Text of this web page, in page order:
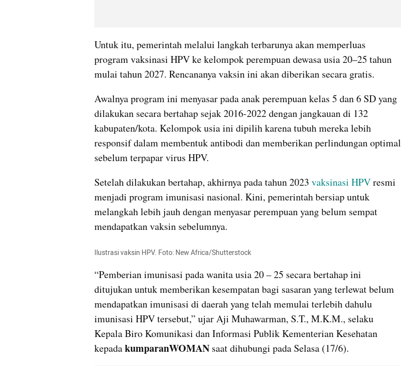
Untuk itu, pemerintah melalui langkah terbarunya akan memperluas
program vaksinasi HPV ke kelompok perempuan dewasa usia 20–25 tahun
mulai tahun 2027. Rencananya vaksin ini akan diberikan secara gratis.
Awalnya program ini menyasar pada anak perempuan kelas 5 dan 6 SD yang
dilakukan secara bertahap sejak 2016-2022 dengan jangkauan di 132
kabupaten/kota. Kelompok usia ini dipilih karena tubuh mereka lebih
responsif dalam membentuk antibodi dan memberikan perlindungan optimal
sebelum terpapar virus HPV.
Setelah dilakukan bertahap, akhirnya pada tahun 2023 vaksinasi HPV resmi
menjadi program imunisasi nasional. Kini, pemerintah bersiap untuk
melangkah lebih jauh dengan menyasar perempuan yang belum sempat
mendapatkan vaksin sebelumnya.
Ilustrasi vaksin HPV. Foto: New Africa/Shutterstock
“Pemberian imunisasi pada wanita usia 20 – 25 secara bertahap ini
ditujukan untuk memberikan kesempatan bagi sasaran yang terlewat belum
mendapatkan imunisasi di daerah yang telah memulai terlebih dahulu
imunisasi HPV tersebut,” ujar Aji Muhawarman, S.T., M.K.M., selaku
Kepala Biro Komunikasi dan Informasi Publik Kementerian Kesehatan
kepada kumparanWOMAN saat dihubungi pada Selasa (17/6).